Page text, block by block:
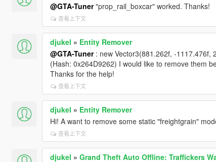
@GTA-Tuner"prop_rail_boxcar" worked. Thanks!
查看上下文
djukel » Entity Remover
@GTA-Tuner: new Vector3(881.262f, -1117.476f,
(Hash: 0x264D9262) I would like to remove them
Thanks for the help!
查看上下文
djukel » Entity Remover
Hi! A want to remove some static "freightgrain"
查看上下文
djukel » Grand Theft Auto Offline: Traffickers